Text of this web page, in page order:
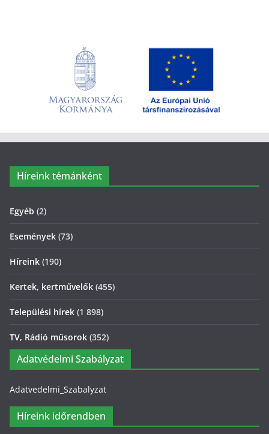
Híreink témánként
Egyéb (2)
Események (73)
Híreink (190)
Kertek, kertművelők (455)
Települési hírek (1 898)
TV, Rádió műsorok (352)
Adatvédelmi Szabályzat
Adatvedelmi_Szabalyzat
Híreink időrendben